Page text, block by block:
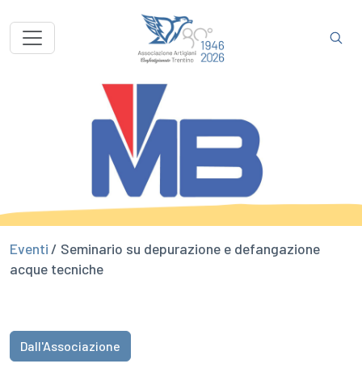
Eventi / Seminario su depurazione e defangazione
acque tecniche
Dall'Associazione